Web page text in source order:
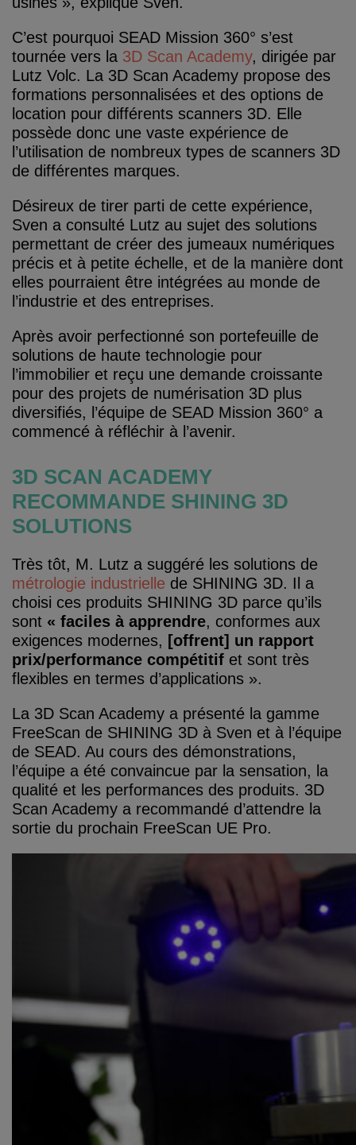
C’est pourquoi SEAD Mission 360° s’est
tournée vers la 3D Scan Academy, dirigée par
Lutz Volc. La 3D Scan Academy propose des
formations personnalisées et des options de
location pour différents scanners 3D. Elle
possède donc une vaste expérience de
l’utilisation de nombreux types de scanners 3D
de différentes marques.
Désireux de tirer parti de cette expérience,
Sven a consulté Lutz au sujet des solutions
permettant de créer des jumeaux numériques
précis et à petite échelle, et de la manière dont
elles pourraient être intégrées au monde de
l’industrie et des entreprises.
Après avoir perfectionné son portefeuille de
solutions de haute technologie pour
l’immobilier et reçu une demande croissante
pour des projets de numérisation 3D plus
diversifiés, l’équipe de SEAD Mission 360° a
commencé à réfléchir à l’avenir.
3D SCAN ACADEMY
RECOMMANDE SHINING 3D
SOLUTIONS
Très tôt, M. Lutz a suggéré les solutions de
métrologie industrielle de SHINING 3D. Il a
choisi ces produits SHINING 3D parce qu’ils
sont « faciles à apprendre, conformes aux
exigences modernes, [offrent] un rapport
prix/performance compétitif et sont très
flexibles en termes d’applications ».
La 3D Scan Academy a présenté la gamme
FreeScan de SHINING 3D à Sven et à l’équipe
de SEAD. Au cours des démonstrations,
l’équipe a été convaincue par la sensation, la
qualité et les performances des produits. 3D
Scan Academy a recommandé d’attendre la
sortie du prochain FreeScan UE Pro.